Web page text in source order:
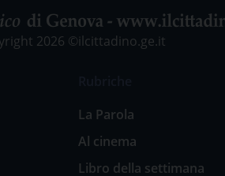
2026 ©ilcittadino.ge.it
La Parola
Al cinema
Libro della settimana